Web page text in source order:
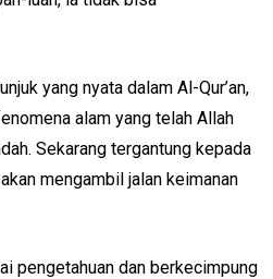
yang nyata dalam Al-Qur’an,
alam yang telah Allah
Sekarang tergantung kepada
mengambil jalan keimanan
pengetahuan dan berkecimpung